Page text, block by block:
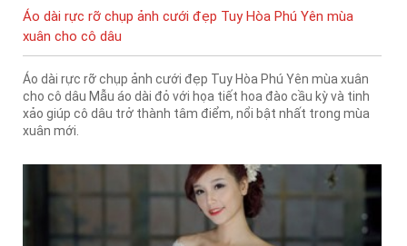
Áo dài rực rỡ chụp ảnh cưới đẹp Tuy Hòa Phú Yên mùa
xuân cho cô dâu
Áo dài rực rỡ chụp ảnh cưới đẹp Tuy Hòa Phú Yên mùa xuân
cho cô dâu Mẫu áo dài đỏ với họa tiết hoa đào cầu kỳ và tinh
xảo giúp cô dâu trở thành tâm điểm, nổi bật nhất trong mùa
xuân mới.